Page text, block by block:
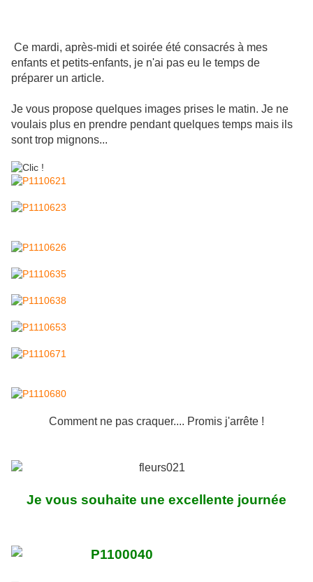
Ce mardi, après-midi et soirée été consacrés à mes
enfants et petits-enfants, je n'ai pas eu le temps de
préparer un article.
Je vous propose quelques images prises le matin. Je ne
voulais plus en prendre pendant quelques temps mais ils
sont trop mignons...
Comment ne pas craquer.... Promis j'arrête !
Je vous souhaite une excellente journée